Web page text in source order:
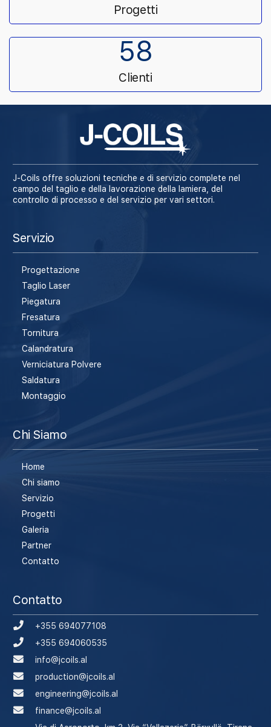
Progetti
58
Clienti
J-Coils offre soluzioni tecniche e di servizio complete nel
campo del taglio e della lavorazione della lamiera, del
controllo di processo e del servizio per vari settori.
Servizio
Progettazione
Taglio Laser
Piegatura
Fresatura
Tornitura
Calandratura
Verniciatura Polvere
Saldatura
Montaggio
Chi Siamo
Home
Chi siamo
Servizio
Progetti
Galeria
Partner
Contatto
Contatto
+355 694077108
+355 694060535
info@jcoils.al
production@jcoils.al
engineering@jcoils.al
finance@jcoils.al